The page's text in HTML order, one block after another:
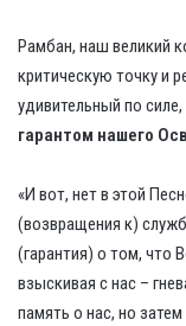
Рамбан, наш великий
критическую точку и
удивительный по
гарантом нашего
«И вот, нет в этой
(возвращения к)
(гарантия) о том, что
взыскивая с нас –
память о нас, но